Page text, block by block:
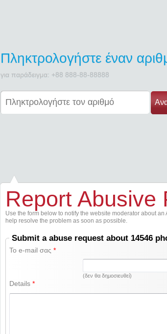
Πληκτρολογήστε έναν
για παράδειγμα: +88 888-88-88888
Report Abusive
Use the form below to notify the website moderator about
help resolve the problem as soon as possible.
Submit a abuse request about 14546
Το e-mail σας*
(δεν θα δημοσιευθεί)
Details*